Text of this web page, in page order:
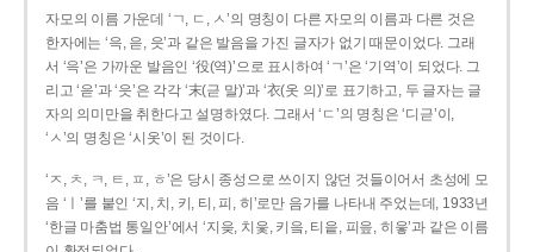
자모의 이름 가운데 ‘ㄱ, ㄷ, ㅅ’의 명칭이 다른 자모의 이름과 다른 것은
한자에는 ‘윽, 읃, 읏’과 같은 발음을 가진 글자가 없기 때문이었다. 그래
서 ‘윽’은 가까운 발음인 ‘役(역)’으로 표시하여 ‘ㄱ’은 ‘기역’이 되었다. 그
리고 ‘읃’과 ‘읏’은 각각 ‘末(귿 말)’과 ‘衣(옷 의)’로 표기하고, 두 글자는 글
자의 의미만을 취한다고 설명하였다. 그래서 ‘ㄷ’의 명칭은 ‘디귿’이,
‘ㅅ’의 명칭은 ‘시옷’이 된 것이다.
‘ㅈ, ㅊ, ㅋ, ㅌ, ㅍ, ㅎ’은 당시 종성으로 쓰이지 않던 것들이어서 초성에 모
음 ‘ㅣ’를 붙인 ‘지, 치, 키, 티, 피, 히’로만 음가를 나타내 주었는데, 1933년
‘한글 마춤법 통일안’에서 ‘지읒, 치읓, 키읔, 티읕, 피읖, 히읗’과 같은 이름